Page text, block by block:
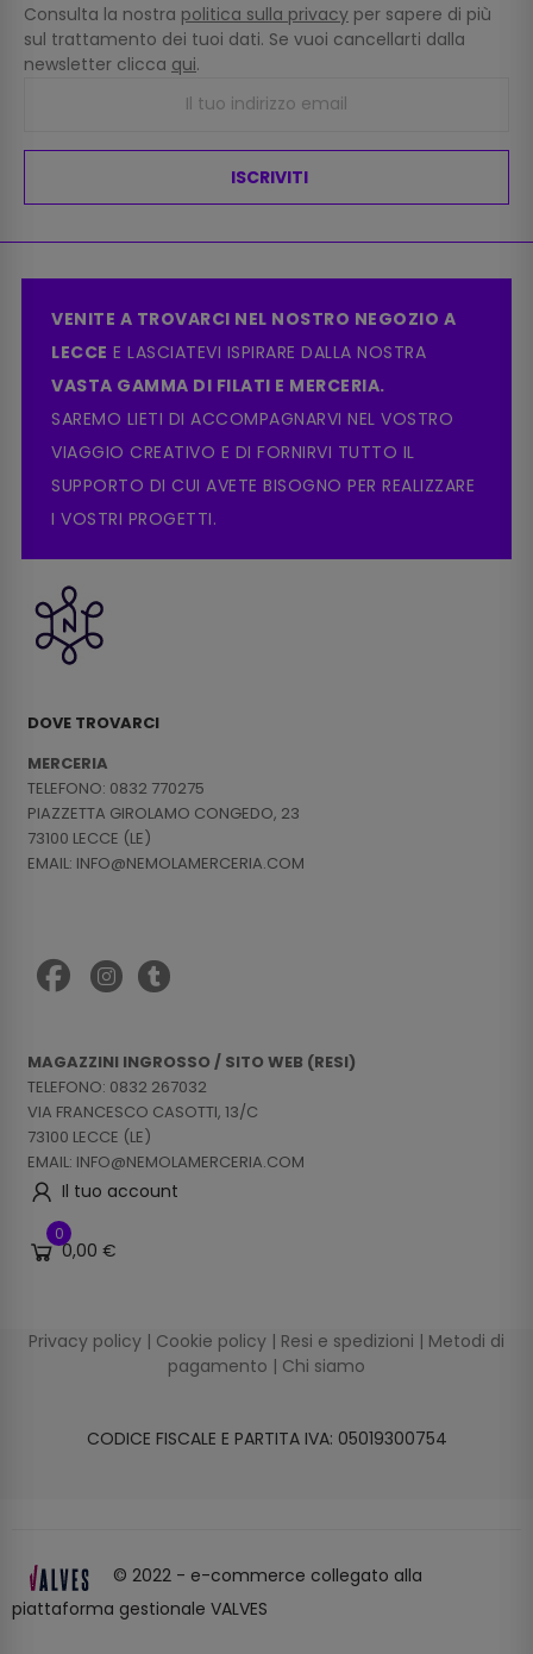
Consulta la nostra politica sulla privacy per sapere di più
sul trattamento dei tuoi dati. Se vuoi cancellarti dalla
newsletter clicca qui.
ISCRIVITI
VENITE A TROVARCI NEL NOSTRO NEGOZIO A
LECCE E LASCIATEVI ISPIRARE DALLA NOSTRA
VASTA GAMMA DI FILATI E MERCERIA.
SAREMO LIETI DI ACCOMPAGNARVI NEL VOSTRO
VIAGGIO CREATIVO E DI FORNIRVI TUTTO IL
SUPPORTO DI CUI AVETE BISOGNO PER REALIZZARE
I VOSTRI PROGETTI.
DOVE TROVARCI
MERCERIA
TELEFONO: 0832 770275
PIAZZETTA GIROLAMO CONGEDO, 23
73100 LECCE (LE)
EMAIL: INFO@NEMOLAMERCERIA.COM
MAGAZZINI INGROSSO / SITO WEB (RESI)
TELEFONO: 0832 267032
VIA FRANCESCO CASOTTI, 13/C
73100 LECCE (LE)
EMAIL: INFO@NEMOLAMERCERIA.COM
Il tuo account
0
0,00 €
Privacy policy | Cookie policy | Resi e spedizioni | Metodi di
pagamento | Chi siamo
CODICE FISCALE E PARTITA IVA: 05019300754
© 2022 - e-commerce collegato alla
piattaforma gestionale VALVES